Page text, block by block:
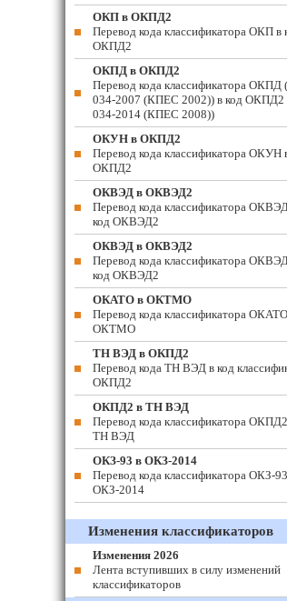
ОКП в ОКПД2
Перевод кода классификатора ОКП в
ОКПД2
ОКПД в ОКПД2
Перевод кода классификатора
034-2007 (КПЕС 2002)) в код
034-2014 (КПЕС 2008))
ОКУН в ОКПД2
Перевод кода классификатора ОКУН
ОКПД2
ОКВЭД в ОКВЭД2
Перевод кода классификатора
код ОКВЭД2
ОКВЭД в ОКВЭД2
Перевод кода классификатора
код ОКВЭД2
ОКАТО в ОКТМО
Перевод кода классификатора
ОКТМО
ТН ВЭД в ОКПД2
Перевод кода ТН ВЭД в код
ОКПД2
ОКПД2 в ТН ВЭД
Перевод кода классификатора
ТН ВЭД
ОКЗ-93 в ОКЗ-2014
Перевод кода классификатора ОКЗ-
ОКЗ-2014
Изменения классификаторов
Изменения 2026
Лента вступивших в силу изменений
классификаторов